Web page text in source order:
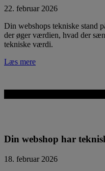
22. februar 2026
Din webshops tekniske stand
der øger værdien, hvad der
tekniske værdi.
Læs mere
Din webshop har
18. februar 2026